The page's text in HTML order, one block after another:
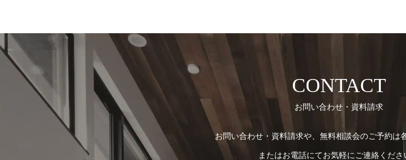
CONTACT
お問い合わせ・資料請求
お問い合わせ・資料請求や、無料相談会のご予約は
またはお電話にてお気軽にご連絡くださ